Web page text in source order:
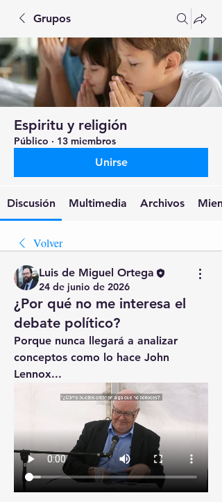
Grupos
Espiritu y religión
Público · 13 miembros
Unirse
Discusión Multimedia Archivos
Volver
Luis de Miguel Ortega
24 de junio de 2026
¿Por qué no me interesa el
debate político?
Porque nunca llegará a analizar
conceptos como lo hace John
Lennox...